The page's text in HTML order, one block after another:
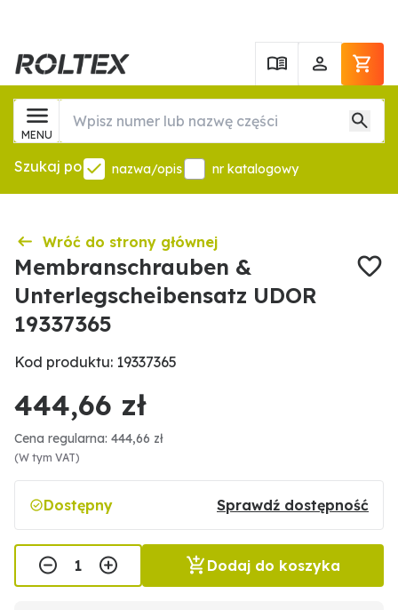
MENU
Szukaj po nazwa/opis nr katalogowy
Wróć do strony głównej
Membranschrauben &
Unterlegscheibensatz UDOR
19337365
Kod produktu: 19337365
444,66 zł
Cena regularna: 444,66 zł
(W tym VAT)
Dostępny Sprawdź dostępność
Dodaj do koszyka